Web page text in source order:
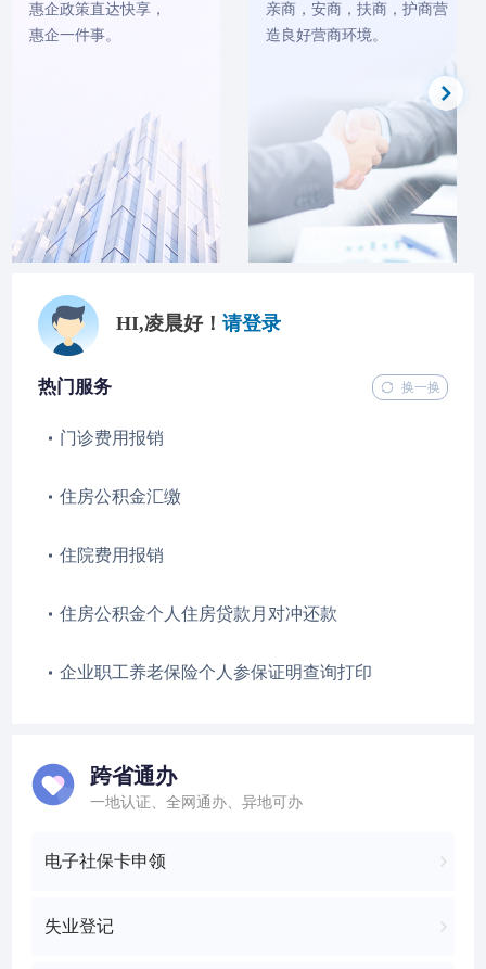
亲商，安商，扶商，护商营
造良好营商环境。
全面开放，公平竞争，
公开透明，高效便捷。
HI,凌晨好！请登录
热门服务 换一换
门诊费用报销
住房公积金汇缴
住院费用报销
住房公积金个人住房贷款月对冲还款
企业职工养老保险个人参保证明查询打印
跨省通办
一地认证、全网通办、异地可办
电子社保卡申领
失业登记